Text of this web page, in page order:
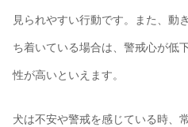
見られやすい行動です。また、動
ち着いている場合は、警戒心が低
性が高いといえます。
犬は不安や警戒を感じている時、